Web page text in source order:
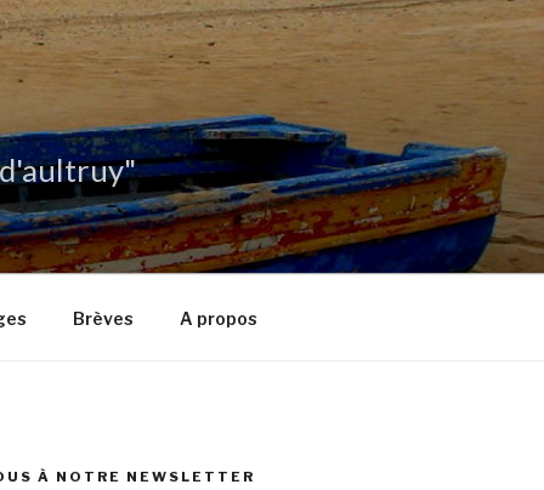
Brèves A propos
À NOTRE NEWSLETTER